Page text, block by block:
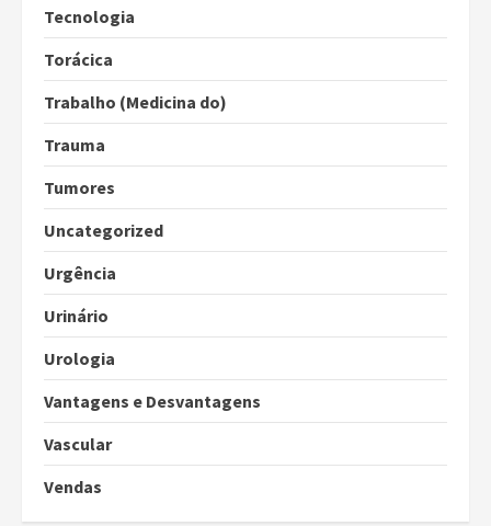
Tecnologia
Torácica
Trabalho (Medicina do)
Trauma
Tumores
Uncategorized
Urgência
Urinário
Urologia
Vantagens e Desvantagens
Vascular
Vendas